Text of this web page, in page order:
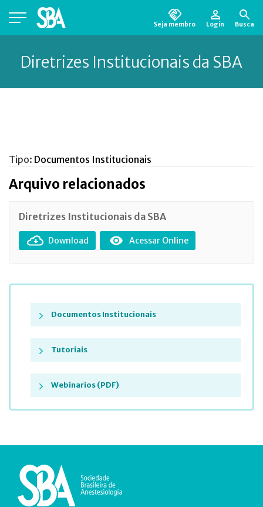
Seja membro Login Busca
para encontrá-lo.
Diretrizes Institucionais da SBA
Documentos Institucionais
Tutoriais
Webinarios (PDF)
Tipo: Documentos Institucionais
Arquivo relacionados
Diretrizes Institucionais da SBA
Download Acessar Online